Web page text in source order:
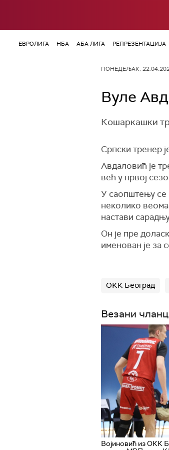
ЕВРОЛИГА НБА АБА ЛИГА РЕПРЕЗЕНТАЦИЈА
ПОНЕДЕЉАК,
Вуле
Кошаркашки
Српски тренер
Авдаловић је
већ у првој
У саопштењу се
неколико
настави
Он је пре
именован је за
ОКК Београд
Везани
Војиновић из ОКК